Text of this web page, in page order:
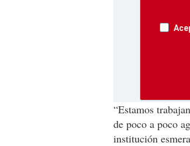
“Estamos
de poco a poco
institución